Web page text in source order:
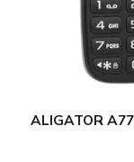
ALIGATOR